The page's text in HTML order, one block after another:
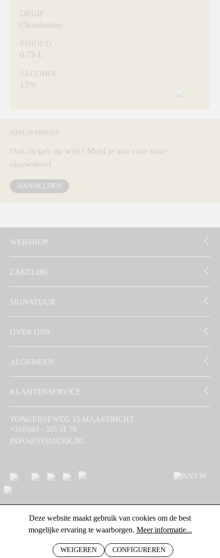
DRUIF
Chardonnay
INHOUD
0.75 L
ALCOHOL
13%
NIEUWSBRIEF
Ook zo gek op wijn? Meld je aan voor onze
nieuwsbrief.
AANMELDEN
WEBSHOP
ZAKELIJK
SIGNATUUR
OVER ONS
ALGEMEEN
KLANTENSERVICE
TONGERSEWEG 15 MAASTRICHT
+31(0)43 - 325 31 70
INFO@VOJACEK.NL
Deze website maakt gebruik van cookies om de best
mogelijke ervaring te waarborgen. Meer informatie...
WEIGEREN CONFIGUREREN